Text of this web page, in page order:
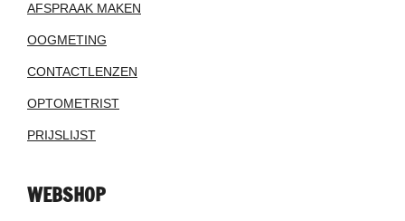
AFSPRAAK MAKEN
OOGMETING
CONTACTLENZEN
OPTOMETRIST
PRIJSLIJST
WEBSHOP